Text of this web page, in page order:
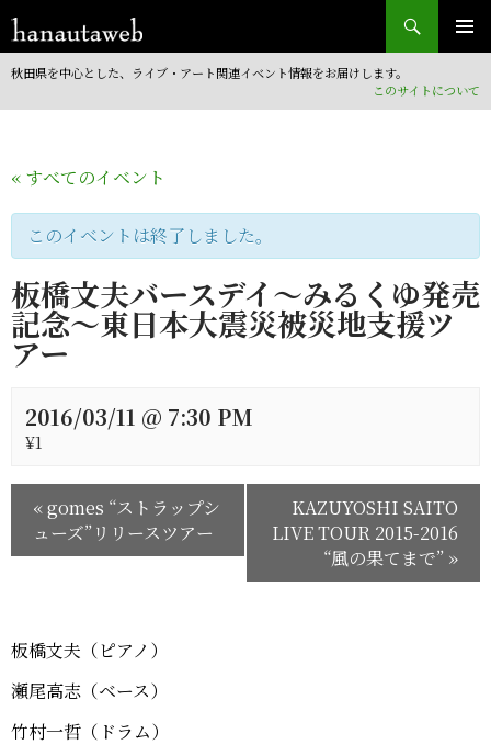
検
索
コ
ン
ン
移
秋田県を中心とした、ライブ・アート関連イベント情報をお届けします。
このサイトについて
« すべてのイベント
このイベントは終了しました。
板橋文夫バースデイ～みるくゆ発売
記念～東日本大震災被災地支援ツ
アー
2016/03/11 @ 7:30 PM
¥1
«gomes “ストラップシ
ューズ”リリースツアー
KAZUYOSHI SAITO
LIVE TOUR 2015-2016
“風の果てまで” »
板橋文夫（ピアノ）
瀬尾高志（ベース）
竹村一哲（ドラム）